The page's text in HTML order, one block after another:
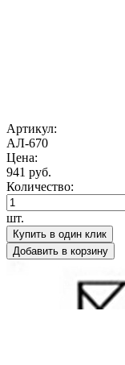
Артикул:
АЛ-670
Цена:
941 руб.
Количество:
шт.
Купить в один клик
Добавить в корзину